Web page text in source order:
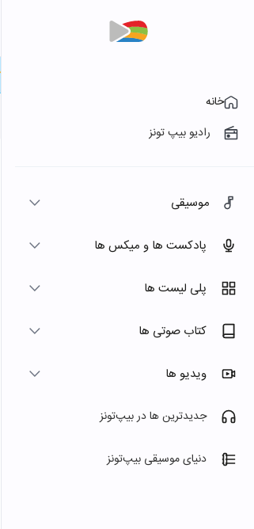
خانه
رادیو بیپ تونز
موسیقی
پادکست ها و میکس ها
پلی لیست ها
کتاب صوتی ها
ویدیو ها
جدیدترین ها در بیپ‌تونز
دنیای موسیقی بیپ‌تونز